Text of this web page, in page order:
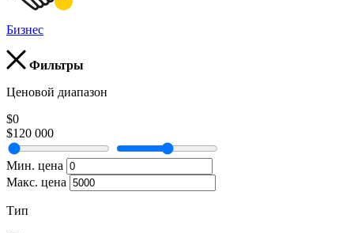
Бизнес
Фильтры
Ценовой диапазон
$0
$120 000
Мин. цена
Макс. цена
Тип